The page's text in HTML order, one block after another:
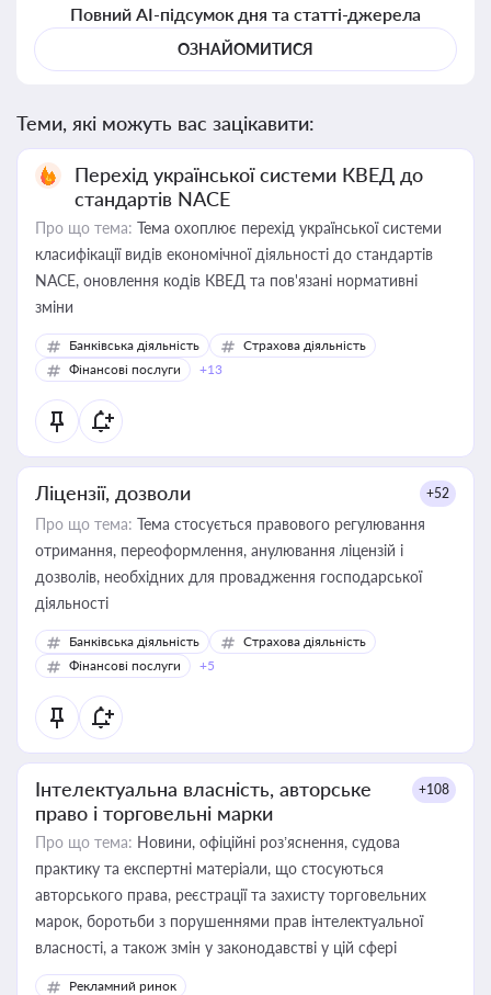
Повний AI-підсумок дня та статті-джерела
ОЗНАЙОМИТИСЯ
Теми, які можуть вас зацікавити:
Перехід української системи КВЕД до
стандартів NACE
Про що тема: Тема охоплює перехід української системи
класифікації видів економічної діяльності до стандартів
NACE, оновлення кодів КВЕД та пов'язані нормативні
зміни
Банківська діяльність
Страхова діяльність
Фінансові послуги
+13
Ліцензії, дозволи +52
Про що тема: Тема стосується правового регулювання
отримання, переоформлення, анулювання ліцензій і
дозволів, необхідних для провадження господарської
діяльності
Банківська діяльність
Страхова діяльність
Фінансові послуги
+5
Інтелектуальна власність, авторське
право і торговельні марки
+108
Про що тема: Новини, офіційні роз’яснення, судова
практику та експертні матеріали, що стосуються
авторського права, реєстрації та захисту торговельних
марок, боротьби з порушеннями прав інтелектуальної
власності, а також змін у законодавстві у цій сфері
Рекламний ринок